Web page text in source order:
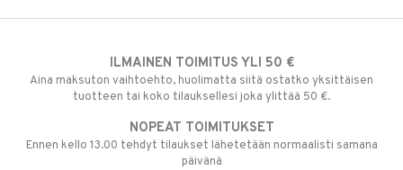
ILMAINEN TOIMITUS YLI 50 €
Aina maksuton vaihtoehto, huolimatta siitä ostatko yksittäisen
tuotteen tai koko tilauksellesi joka ylittää 50 €.
NOPEAT TOIMITUKSET
Ennen kello 13.00 tehdyt tilaukset lähetetään normaalisti samana
päivänä